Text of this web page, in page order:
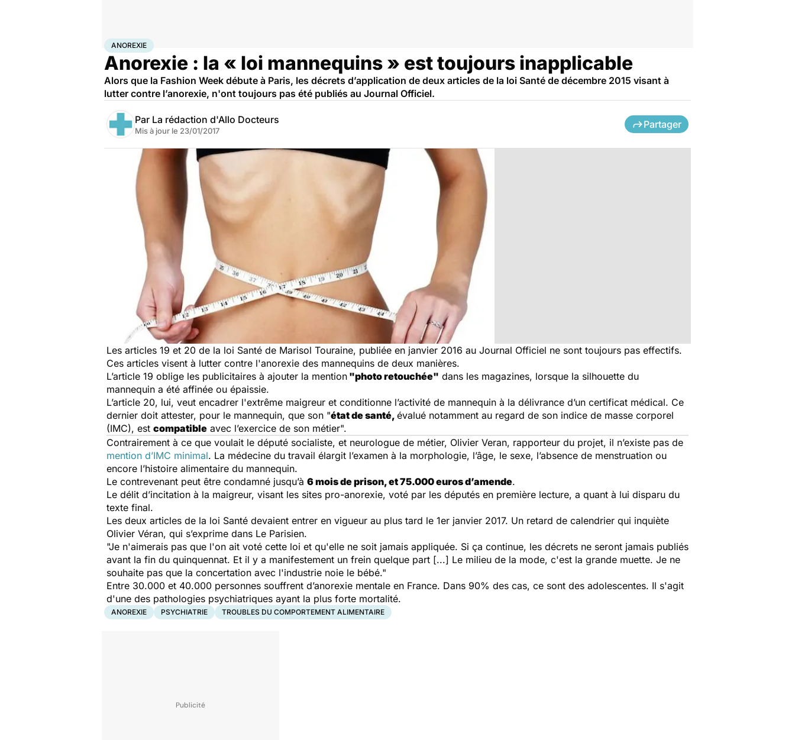
AccueilBien-être
ANOREXIE
Anorexie : la « loi mannequins » est toujours inapplicable
Alors que la Fashion Week débute à Paris, les décrets d’application de deux articles de la loi Santé de décembre 2015 visant à
lutter contre l’anorexie, n'ont toujours pas été publiés au Journal Officiel.
Par La rédaction d'Allo Docteurs
Mis à jour le 23/01/2017
Partager
Les articles 19 et 20 de la loi Santé de Marisol Touraine, publiée en janvier 2016 au Journal Officiel ne sont toujours pas effectifs.
Ces articles visent à lutter contre l'anorexie des mannequins de deux manières.
L’article 19 oblige les publicitaires à ajouter la mention "photo retouchée" dans les magazines, lorsque la silhouette du
mannequin a été affinée ou épaissie.
L’article 20, lui, veut encadrer l'extrême maigreur et conditionne l’activité de mannequin à la délivrance d’un certificat médical. Ce
dernier doit attester, pour le mannequin, que son "état de santé, évalué notamment au regard de son indice de masse corporel
(IMC), est compatible avec l’exercice de son métier".
Contrairement à ce que voulait le député socialiste, et neurologue de métier, Olivier Veran, rapporteur du projet, il n’existe pas de
mention d’IMC minimal. La médecine du travail élargit l’examen à la morphologie, l’âge, le sexe, l’absence de menstruation ou
encore l’histoire alimentaire du mannequin.
Le contrevenant peut être condamné jusqu’à 6 mois de prison, et 75.000 euros d’amende.
Le délit d’incitation à la maigreur, visant les sites pro-anorexie, voté par les députés en première lecture, a quant à lui disparu du
texte final.
Les deux articles de la loi Santé devaient entrer en vigueur au plus tard le 1er janvier 2017. Un retard de calendrier qui inquiète
Olivier Véran, qui s’exprime dans Le Parisien.
"Je n'aimerais pas que l'on ait voté cette loi et qu'elle ne soit jamais appliquée. Si ça continue, les décrets ne seront jamais publiés
avant la fin du quinquennat. Et il y a manifestement un frein quelque part [...] Le milieu de la mode, c'est la grande muette. Je ne
souhaite pas que la concertation avec l'industrie noie le bébé."
Entre 30.000 et 40.000 personnes souffrent d’anorexie mentale en France. Dans 90% des cas, ce sont des adolescentes. Il s'agit
d'une des pathologies psychiatriques ayant la plus forte mortalité.
ANOREXIE PSYCHIATRIE TROUBLES DU COMPORTEMENT ALIMENTAIRE